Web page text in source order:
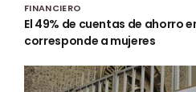
FINANCIERO
El 49% de cuentas de ahorro
corresponde a mujeres